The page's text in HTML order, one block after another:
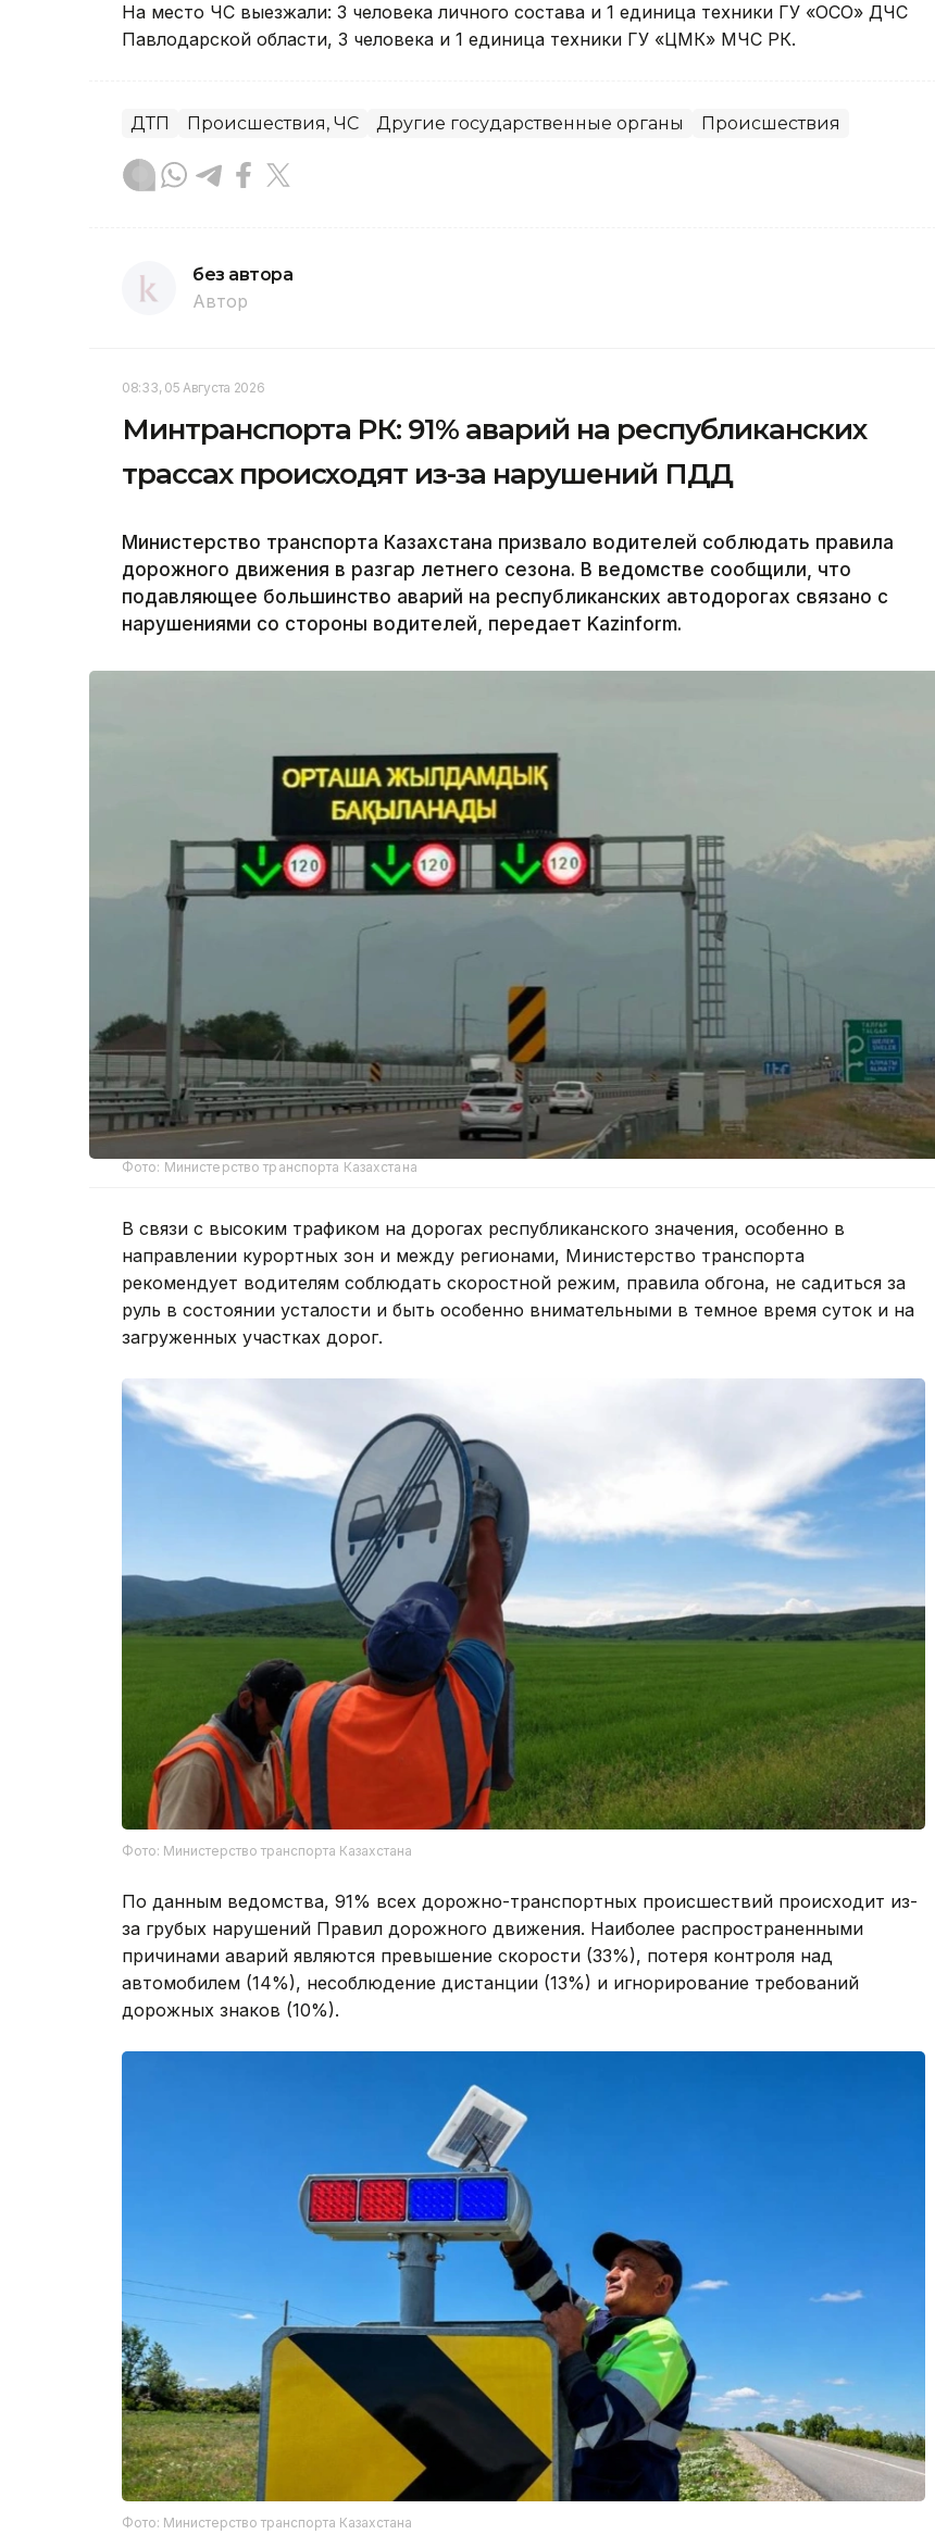
На место ЧС выезжали: 3 человека личного состава и 1 единица техники ГУ «ОСО» ДЧС
Павлодарской области, 3 человека и 1 единица техники ГУ «ЦМК» МЧС РК.
ДТП Происшествия, ЧС Другие государственные органы Происшествия
без автора
Автор
08:33, 05 Августа 2026
Минтранспорта РК: 91% аварий на республиканских
трассах происходят из-за нарушений ПДД
Министерство транспорта Казахстана призвало водителей соблюдать правила
дорожного движения в разгар летнего сезона. В ведомстве сообщили, что
подавляющее большинство аварий на республиканских автодорогах связано с
нарушениями со стороны водителей, передает Kazinform.
Фото: Министерство транспорта Казахстана
В связи с высоким трафиком на дорогах республиканского значения, особенно в
направлении курортных зон и между регионами, Министерство транспорта
рекомендует водителям соблюдать скоростной режим, правила обгона, не садиться за
руль в состоянии усталости и быть особенно внимательными в темное время суток и на
загруженных участках дорог.
Фото: Министерство транспорта Казахстана
По данным ведомства, 91% всех дорожно-транспортных происшествий происходит из-
за грубых нарушений Правил дорожного движения. Наиболее распространенными
причинами аварий являются превышение скорости (33%), потеря контроля над
автомобилем (14%), несоблюдение дистанции (13%) и игнорирование требований
дорожных знаков (10%).
Фото: Министерство транспорта Казахстана